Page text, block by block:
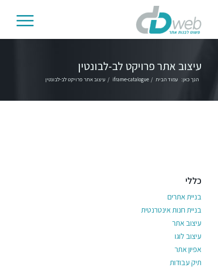
עיצוב אתר פרויקט לב-לבונטין
הנך כאן: עמוד הבית /
iframe-catalogue
/ עיצוב אתר פרויקט לב-לבונטין
כללי
בניית אתרים
בניית חנות אינטרנטית
עיצוב אתר
עיצוב לוגו
אפיון אתר
תיק עבודות